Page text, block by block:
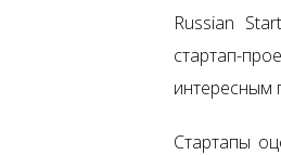
Russian
стартап-
интересным
Стартапы